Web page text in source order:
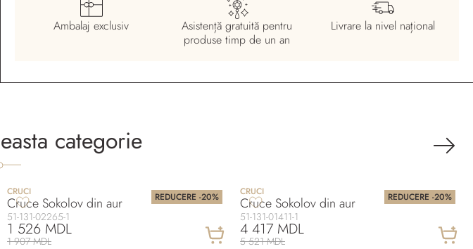
Ambalaj exclusiv
Asistență gratuită pentru
produse timp de un an
Livrare la nivel național
categorie
REDUCERE -20%
CRUCI
Cruce Sokolov din aur
51-131-02265-1
1 526 MDL
1 907 MDL
REDUCERE -20%
CRUCI
Cruce Sokolov din aur
51-131-01411-1
4 417 MDL
5 521 MDL